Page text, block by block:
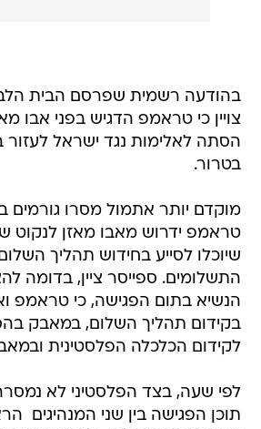
בהודעה רשמית שפרסם הבית
צויין כי טראמפ הדגיש בפני אבו
הסתה לאלימות נגד ישראל
בטרור.
מוקדם יותר אתמול מסרו גורמים
טראמפ ידרוש מאבו מאזן לנקוט
שיוכלו לסייע בחידוש תהליך
התשלומים. ספייסר ציין, בדומה
הנשיא בתום הפגישה, כי טראמפ
בקידום תהליך השלום, במאבק
לקידום הכלכלה הפלסטינית
לפי שעה, בצד הפלסטיני לא
תוכן הפגישה בין שני המנהיגים 